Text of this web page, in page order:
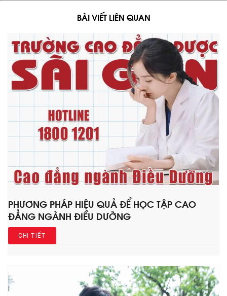
BÀI VIẾT LIÊN QUAN
PHƯƠNG PHÁP HIỆU QUẢ ĐỂ HỌC TẬP CAO
ĐẲNG NGÀNH ĐIỀU DƯỠNG
CHI TIẾT